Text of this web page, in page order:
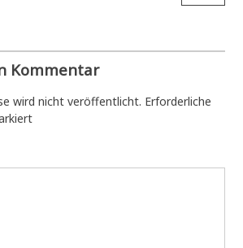
Kommentar
wird nicht veröffentlicht. Erforderliche